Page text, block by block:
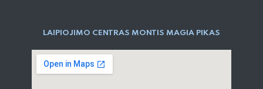
LAIPIOJIMO CENTRAS MONTIS MAGIA PIKAS